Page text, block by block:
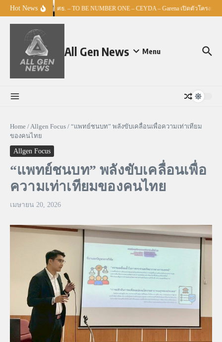
Skip to content
Hot News ศธ. – TO BE NUMBER ONE – CEYDA – Garena เปิดตัวโครงก
All Gen News Menu
Home /Allgen Focus / “แพทย์ชนบท” พลังขับเคลื่อนเพื่อความเท่าเทียม
ของคนไทย
Allgen Focus
“แพทย์ชนบท” พลังขับเคลื่อนเพื่อ
ความเท่าเทียมของคนไทย
เมษายน 20, 2026